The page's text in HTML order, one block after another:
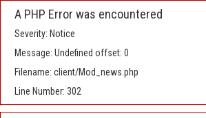
A PHP Error was encountered
Severity: Notice
Message: Undefined offset: 0
Filename: client/Mod_news.php
Line Number: 302